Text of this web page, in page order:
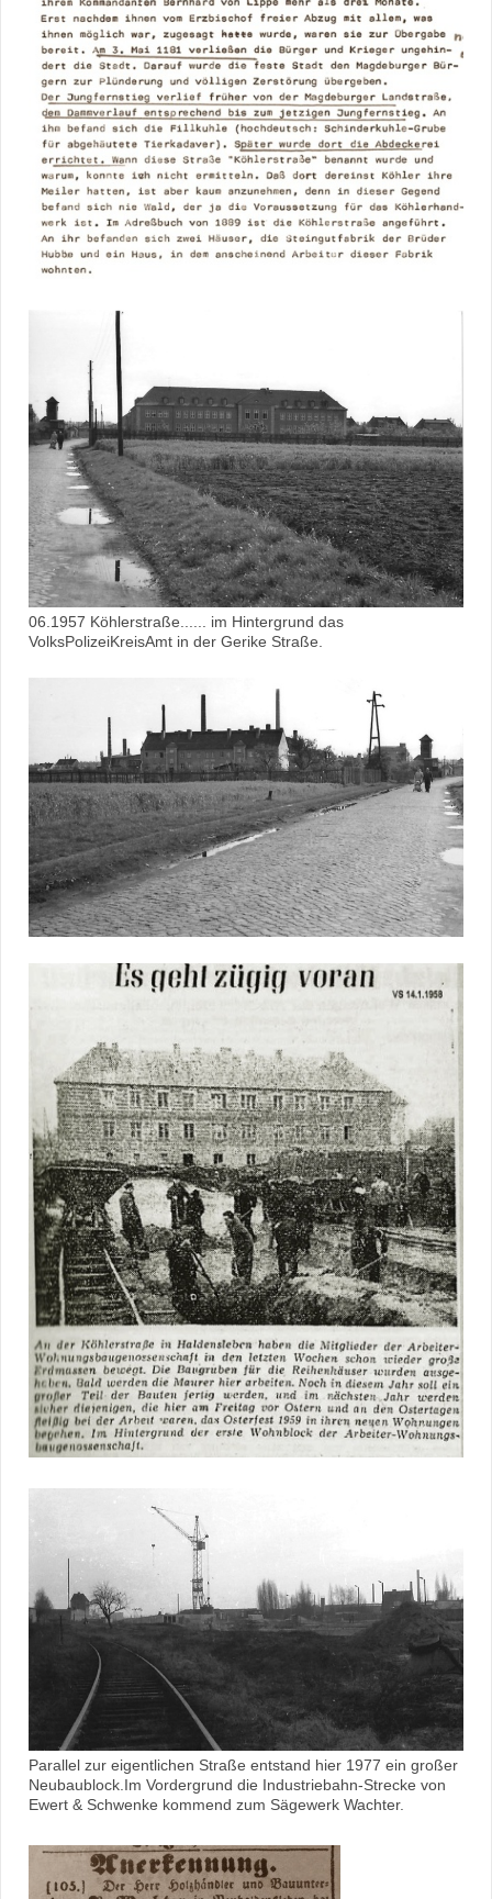
06.1957 Köhlerstraße...... im Hintergrund das
VolksPolizeiKreisAmt in der Gerike Straße.
Parallel zur eigentlichen Straße entstand hier 1977 ein großer
Neubaublock.Im Vordergrund die Industriebahn-Strecke von
Ewert & Schwenke kommend zum Sägewerk Wachter.